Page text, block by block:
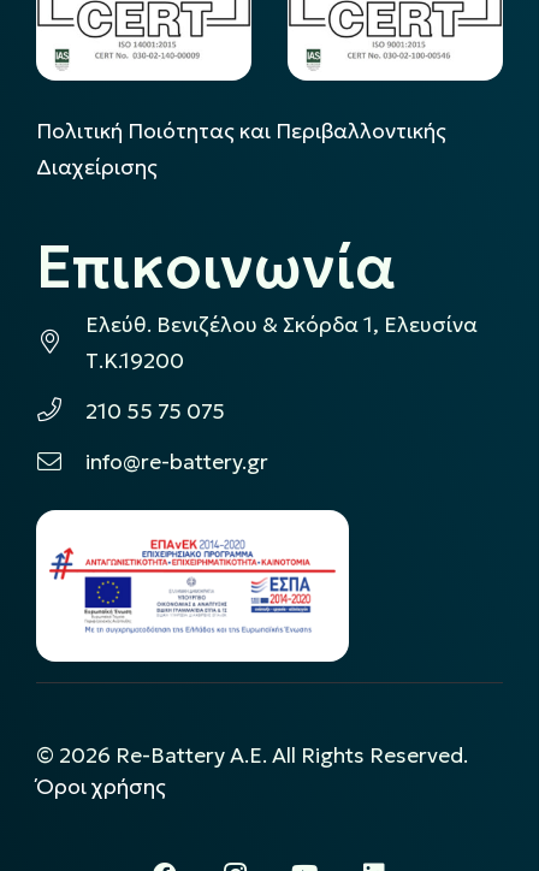
Πολιτική Ποιότητας και Περιβαλλοντικής
Διαχείρισης
Επικοινωνία
Ελεύθ. Βενιζέλου & Σκόρδα 1, Ελευσίνα
Τ.Κ.19200
210 55 75 075
info@re-battery.gr
© 2026 Re-Battery A.E. All Rights Reserved.
Όροι χρήσης